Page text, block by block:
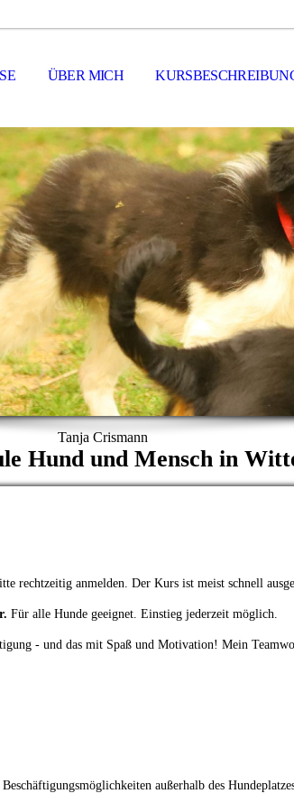
ÜBER MICH
Tanja Crismann
Hund und Mensch in
rechtzeitig anmelden. Der Kurs ist meist schnell
Für alle Hunde geeignet. Einstieg jederzeit möglich.
- und das mit Spaß und Motivation! Mein
außerhalb des